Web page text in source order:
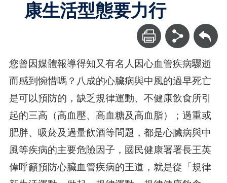
康生活型態要力行
回上一頁
您曾因媒體報導得知又有名人因心血管疾病驟逝
而感到惋惜嗎？八成的心臟病與中風的過早死亡
是可以預防的，缺乏規律運動、不健康飲食所引
起的三高（高血壓、高血糖及高血脂）；過重或
肥胖、吸菸及過量飲酒等問題，都是心臟病與中
風等疾病的主要危險因子，國民健康署署長王英
偉呼籲預防心臟血管疾病的王道，就是從「規律